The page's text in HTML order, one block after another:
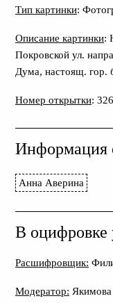
Тип картинки:
Описание картинки:
Покровской ул.
Дума, настоящ. гор.
Номер открытки:
Информация
Анна Аверина
В оцифровке
Расшифровщик:
Модератор: Якимова